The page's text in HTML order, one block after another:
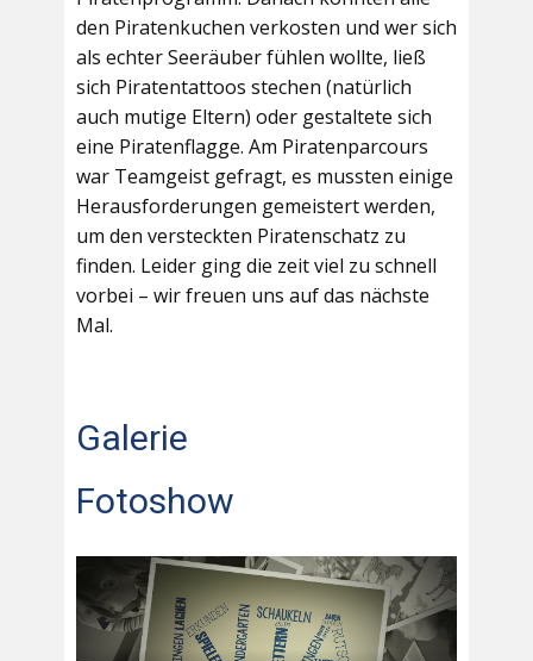
den Piratenkuchen verkosten und wer sich
als echter Seeräuber fühlen wollte, ließ
sich Piratentattoos stechen (natürlich
auch mutige Eltern) oder gestaltete sich
eine Piratenflagge. Am Piratenparcours
war Teamgeist gefragt, es mussten einige
Herausforderungen gemeistert werden,
um den versteckten Piratenschatz zu
finden. Leider ging die zeit viel zu schnell
vorbei – wir freuen uns auf das nächste
Mal.
Galerie
Fotoshow